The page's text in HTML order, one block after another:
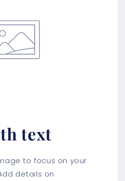
text
to focus on your
details on